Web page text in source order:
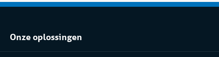
Onze oplossingen
Koel- of vriesopslag huren